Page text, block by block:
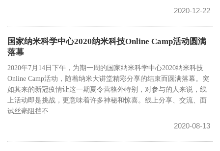
2020-12-22
国家纳米科学中心2020纳米科技Online Camp活动圆满
落幕
2020年7月14日下午，为期一周的国家纳米科学中心2020纳米科技
Online Camp活动，随着纳米大讲堂精彩分享的结束而圆满落幕。突
如其来的新冠疫情让这一期夏令营格外特别，对参与的人来说，线
上活动即是挑战，更意味着许多神秘和惊喜。线上分享、交流、面
试丝毫阻挡不...
2020-08-13